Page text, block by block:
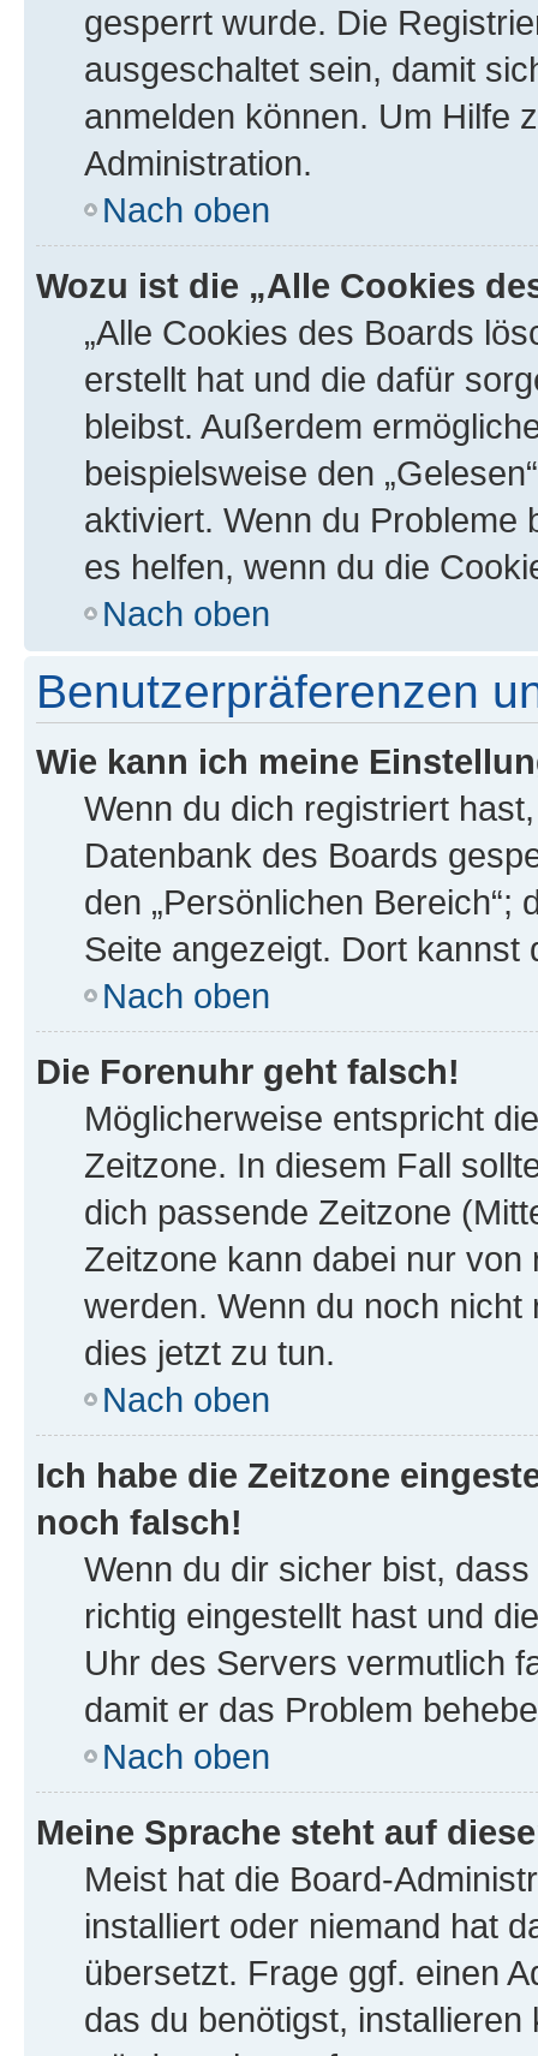
gesperrt wurde. Die
ausgeschaltet sein, damit
anmelden können. Um Hilfe
Administration.
Nach oben
Wozu ist die „Alle Cookies
„Alle Cookies des Boards
erstellt hat und die dafür
bleibst. Außerdem
beispielsweise den
aktiviert. Wenn du Probleme
es helfen, wenn du die
Nach oben
Benutzerpräferenzen
Wie kann ich meine
Wenn du dich registriert
Datenbank des Boards
den „Persönlichen
Seite angezeigt. Dort kannst
Nach oben
Die Forenuhr geht falsch!
Möglicherweise entspricht
Zeitzone. In diesem Fall
dich passende Zeitzone
Zeitzone kann dabei nur
werden. Wenn du noch
dies jetzt zu tun.
Nach oben
Ich habe die Zeitzone
noch falsch!
Wenn du dir sicher bist,
richtig eingestellt hast und
Uhr des Servers vermutlich
damit er das Problem
Nach oben
Meine Sprache steht auf
Meist hat die Board-
installiert oder niemand hat
übersetzt. Frage ggf. einen
das du benötigst,